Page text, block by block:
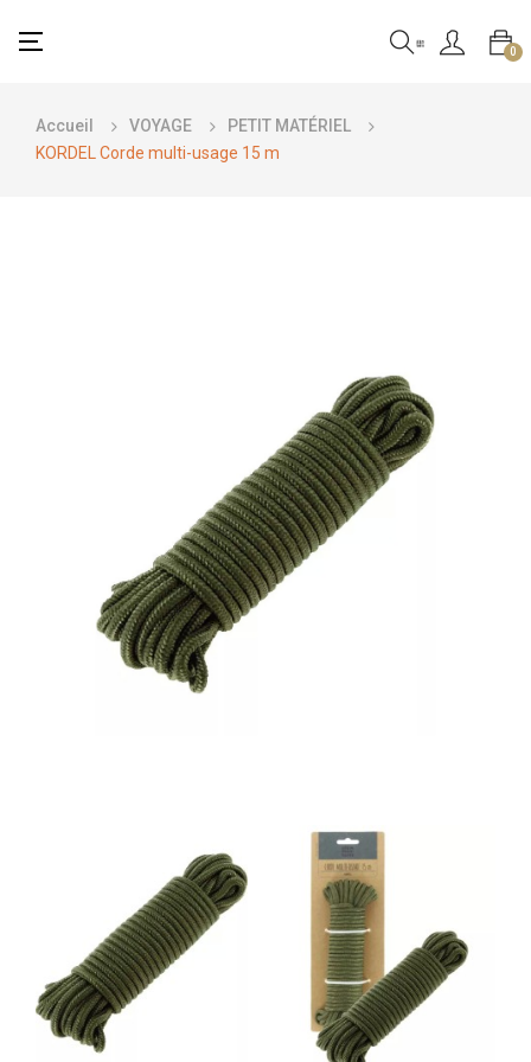
Basculer
☰ 0
Accueil VOYAGE
PETIT MATÉRIEL
KORDEL Corde multi-usage 15 m